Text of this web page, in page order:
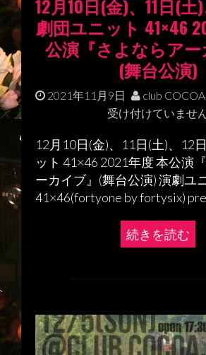
12月10日(金)、11日(土
劇団ユニット 41×46
公演『さよならアー
(舞台公演)
2021年11月9日 club COCOA
受け付けていません
12月10日(金)、11日(土)、12
ット 41×46 2021年度 本公演
ーカイブ』(舞台公演) 演劇ユ
41×46(fortyone by fortysix)
続きを読む